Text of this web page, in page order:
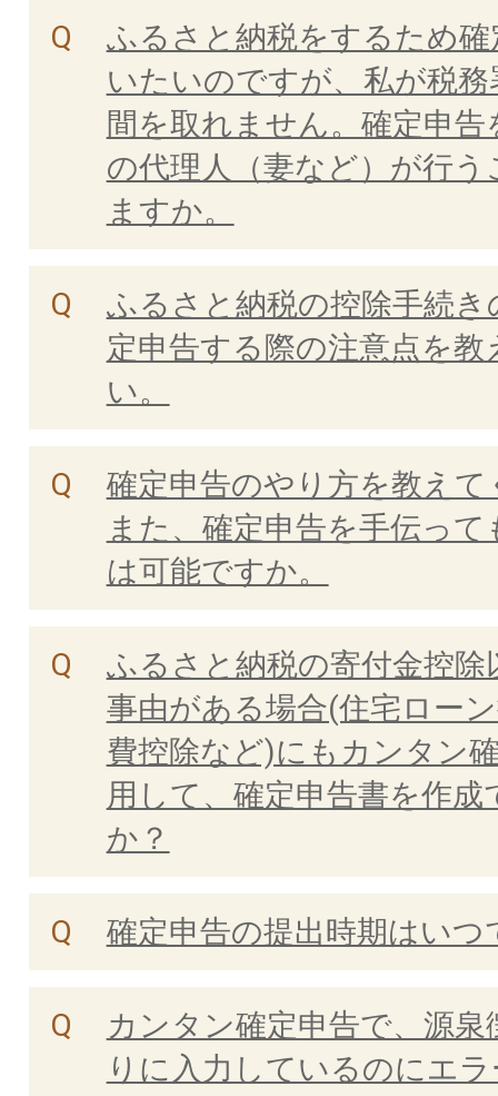
ふるさと納税をするため確
いたいのですが、私が税
間を取れません。確定申告
の代理人（妻など）が行
ますか。
ふるさと納税の控除手続き
定申告する際の注意点を教
い。
確定申告のやり方を教えて
また、確定申告を手伝っ
は可能ですか。
ふるさと納税の寄付金控除
事由がある場合(住宅ロー
費控除など)にもカンタン
用して、確定申告書を作成
か？
確定申告の提出時期はいつ
カンタン確定申告で、源泉
りに入力しているのにエ